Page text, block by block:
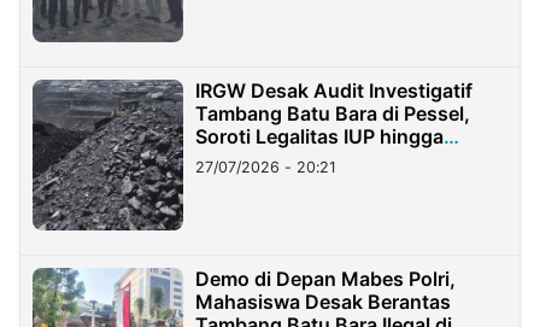
IRGW Desak Audit Investigatif
Tambang Batu Bara di Pessel,
Soroti Legalitas IUP hingga
Stockpile
27/07/2026 - 20:21
Demo di Depan Mabes Polri,
Mahasiswa Desak Berantas